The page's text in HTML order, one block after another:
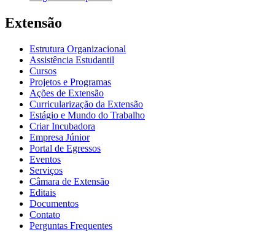
Extensão
Estrutura Organizacional
Assistência Estudantil
Cursos
Projetos e Programas
Ações de Extensão
Curricularização da Extensão
Estágio e Mundo do Trabalho
Criar Incubadora
Empresa Júnior
Portal de Egressos
Eventos
Serviços
Câmara de Extensão
Editais
Documentos
Contato
Perguntas Frequentes